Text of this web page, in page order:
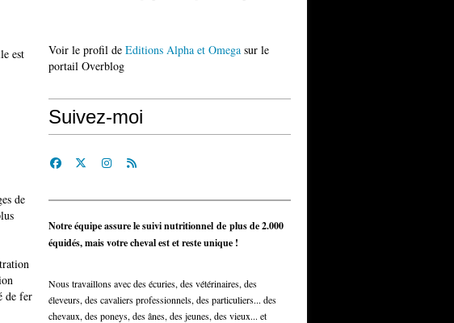
est
de
de fer
Voir le profil de Editions Alpha et Omega sur le
portail Overblog
Suivez-moi
Notre équipe assure le suivi nutritionnel de plus de 2.000
équidés, mais votre cheval est et reste unique !
Nous travaillons avec des écuries, des vétérinaires, des
éleveurs, des cavaliers professionnels, des particuliers... des
chevaux, des poneys, des ânes, des jeunes, des vieux... et